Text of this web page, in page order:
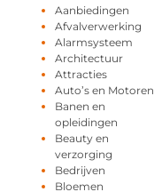
Aanbiedingen
Afvalverwerking
Alarmsysteem
Architectuur
Attracties
Auto’s en Motoren
Banen en
opleidingen
Beauty en
verzorging
Bedrijven
Bloemen